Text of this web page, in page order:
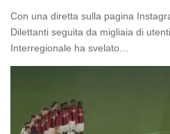
Con una diretta sulla pagina
Dilettanti seguita da migliaia di
Interregionale ha svelato…